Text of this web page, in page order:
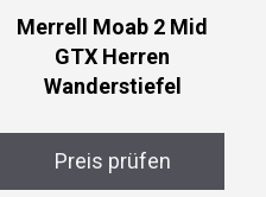
Merrell Moab 2 Mid
GTX Herren
Wanderstiefel
Preis prüfen